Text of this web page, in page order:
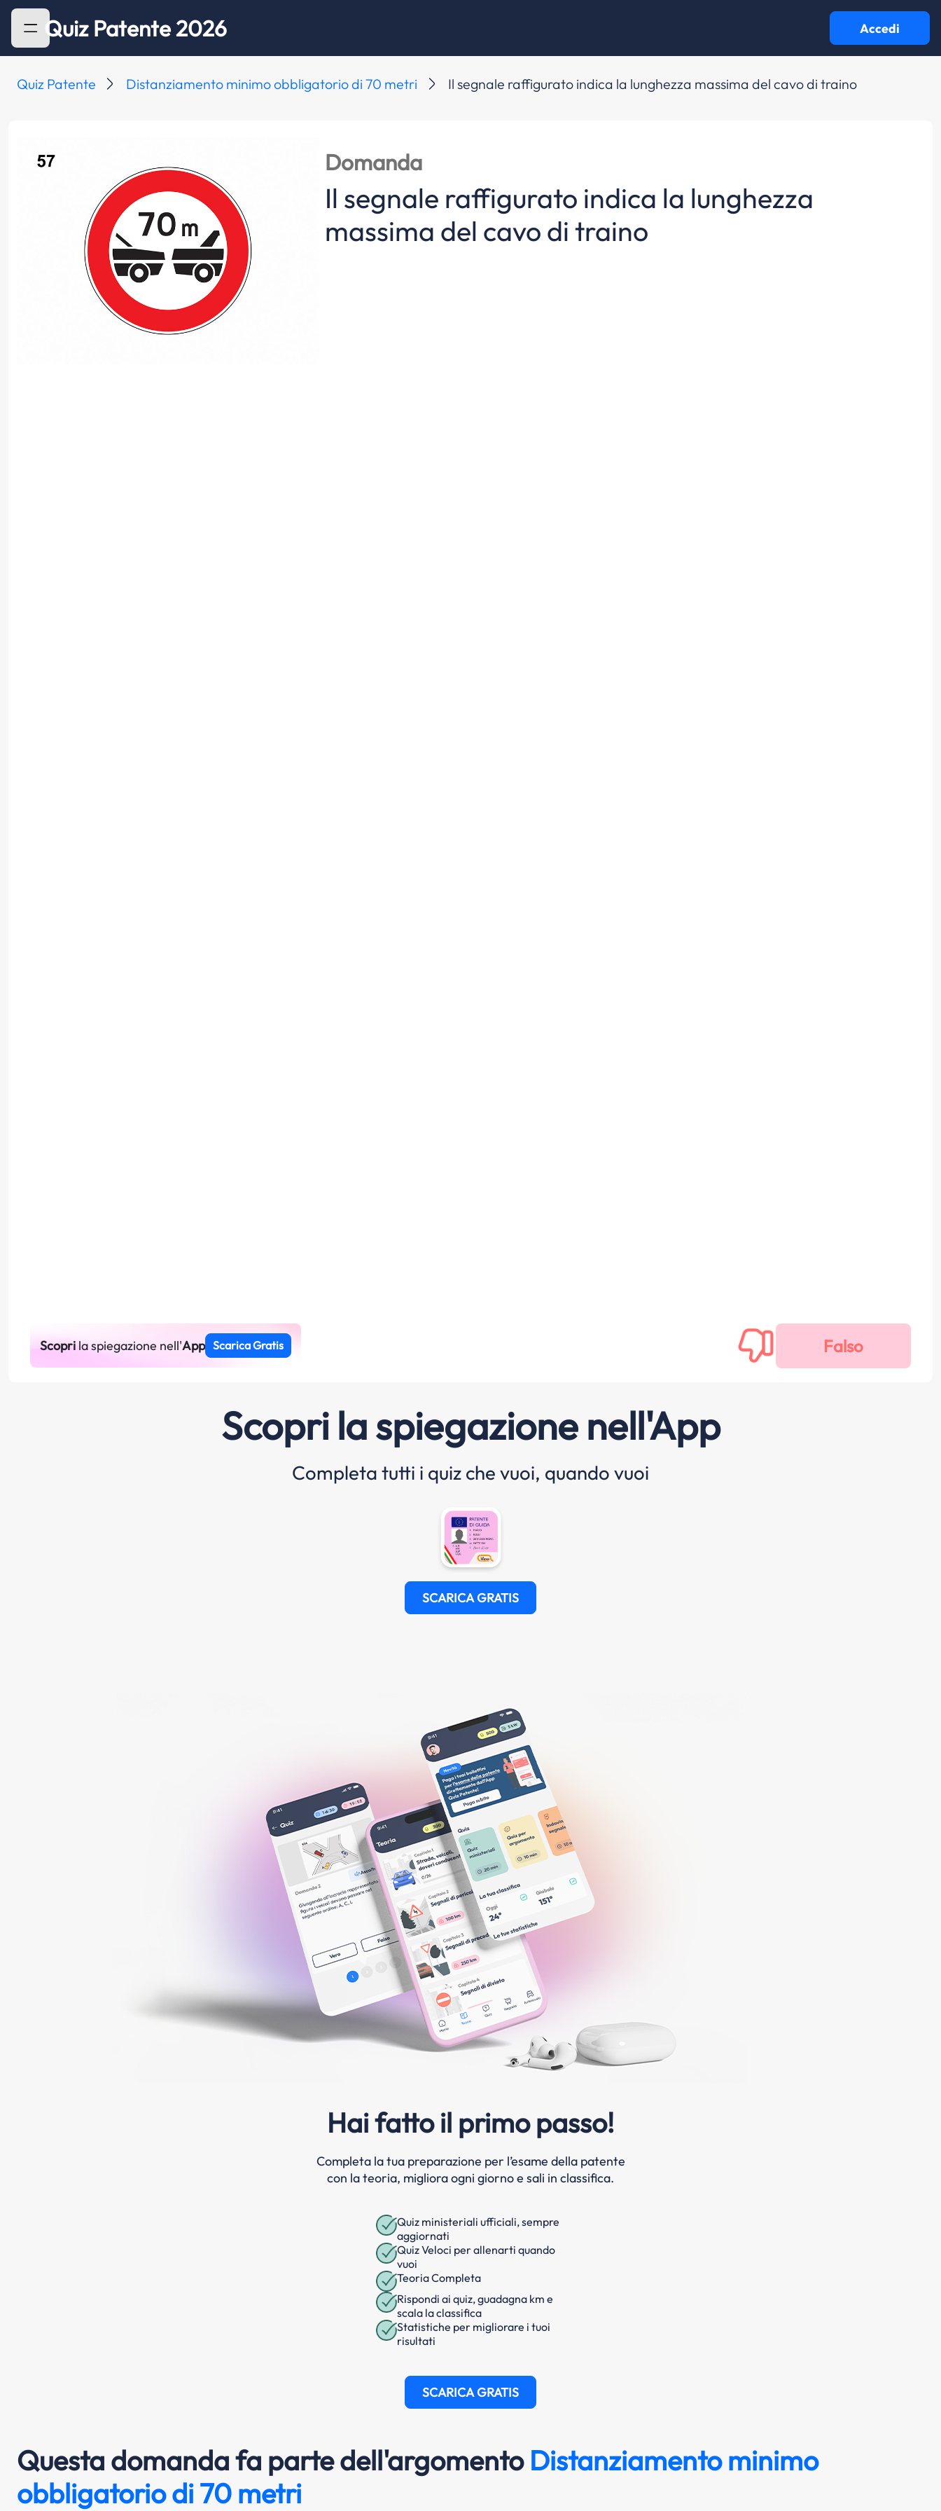
Quiz Patente 2026 Accedi
Quiz Patente Distanziamento minimo obbligatorio di 70 metri Il segnale raffigurato indica la lunghezza massima del cavo di traino
Domanda
Il segnale raffigurato indica la lunghezza
massima del cavo di traino
Scoprila spiegazione nell'App Scarica Gratis
Scopri la spiegazione nell'App
Completa tutti i quiz che vuoi, quando vuoi
SCARICA GRATIS
Hai fatto il primo passo!
Completa la tua preparazione per l’esame della patente
con la teoria, migliora ogni giorno e sali in classifica.
Quiz ministeriali ufficiali, sempre
aggiornati
Quiz Veloci per allenarti quando
vuoi
Teoria Completa
Rispondi ai quiz, guadagna km e
scala la classifica
Statistiche per migliorare i tuoi
risultati
SCARICA GRATIS
Questa domanda fa parte dell'argomento Distanziamento minimo
obbligatorio di 70 metri